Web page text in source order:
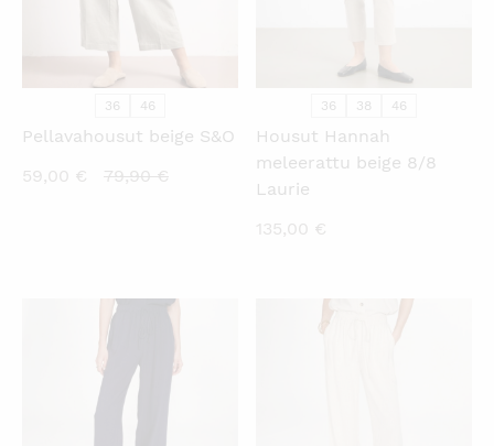
36 46
Pellavahousut beige S&O
59,00 €
Nykyinen
79,90€Alkuperäinen
36 38 46
Housut Hannah
meleerattu beige 8/8
Laurie
135,00 €
KATSO PIKANÄKYMÄ KATSO PIKANÄKYMÄ